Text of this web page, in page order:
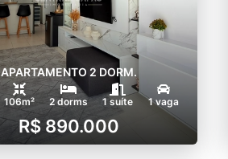
APARTAMENTO 2 DORM.
106m² 2 dorms 1 suíte 1 vaga
R$ 890.000